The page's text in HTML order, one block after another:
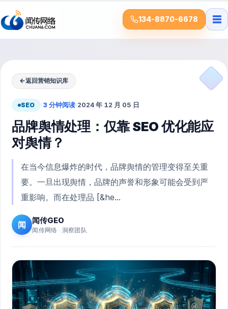
134-8870-6678 ☰
←返回营销知识库
SEO ·3 分钟阅读·2024 年 12 月 05 日
品牌舆情处理：仅靠 SEO 优化能应
对舆情？
在当今信息爆炸的时代，品牌舆情的管理变得至关重
要。一旦出现舆情，品牌的声誉和形象可能会受到严
重影响。而在处理品 [&he...
闻 闻传GEO
闻传网络 · 洞察团队